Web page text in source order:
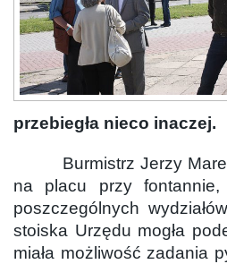
przebiegła nieco inaczej.
Burmistrz Jerzy Marek
na placu przy
poszczególnych
stoiska Urzędu mogła
miała możliwość zadania